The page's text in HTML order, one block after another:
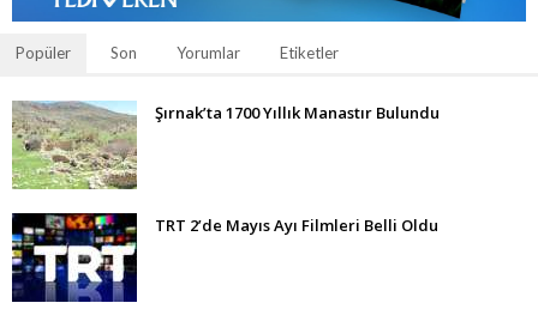
Popüler Son Yorumlar Etiketler
Şırnak’ta 1700 Yıllık Manastır Bulundu
TRT 2’de Mayıs Ayı Filmleri Belli Oldu